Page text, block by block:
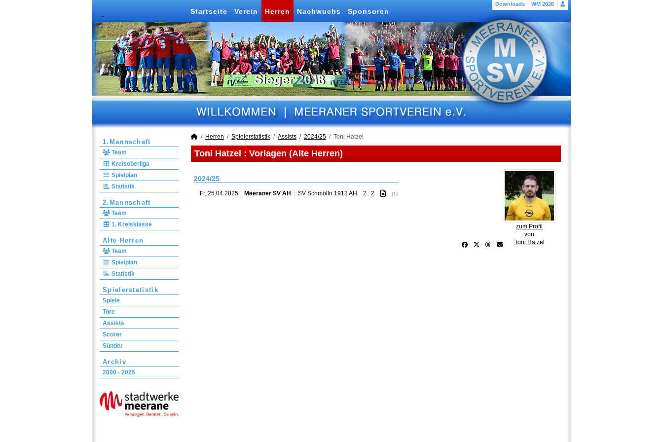
Downloads WM 2026
Startseite Verein Herren Nachwuchs Sponsoren
1.Mannschaft
Team
Kreisoberliga
Spielplan
Statistik
2.Mannschaft
Team
1. Kreisklasse
Alte Herren
Team
Spielplan
Statistik
Spielerstatistik
Spiele
Tore
Assists
Scorer
Sünder
Archiv
2000 - 2025
Herren Spielerstatistik Assists 2024/25 Toni Hatzel
Toni Hatzel : Vorlagen (Alte Herren)
zum Profil
von
Toni Hatzel
2024/25
Fr, 25.04.2025 Meeraner SV AH : SV Schmölln 1913 AH 2 : 2 (1)